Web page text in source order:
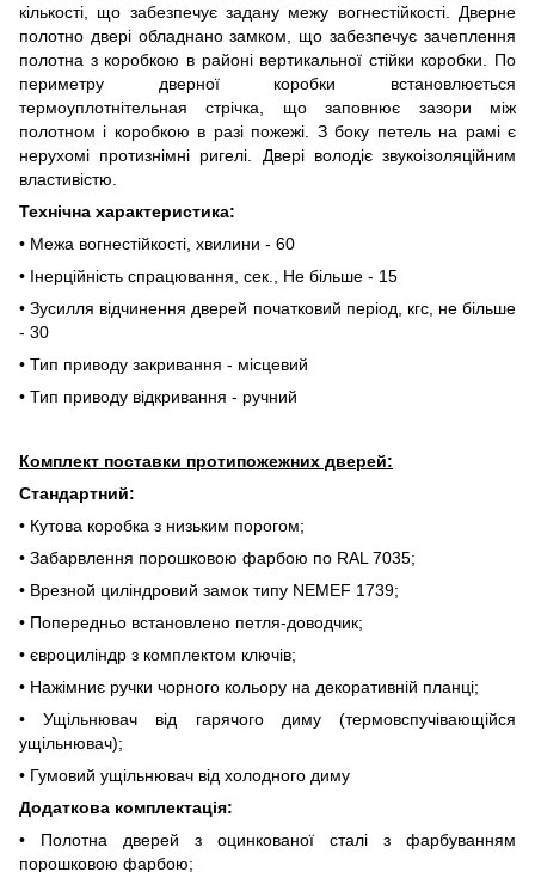
кількості, що забезпечує задану межу вогнестійкості. Дверне
полотно двері обладнано замком, що забезпечує зачеплення
полотна з коробкою в районі вертикальної стійки коробки. По
периметру дверної коробки встановлюється
термоуплотнітельная стрічка, що заповнює зазори між
полотном і коробкою в разі пожежі. З боку петель на рамі є
нерухомі протизнімні ригелі. Двері володіє звукоізоляційним
властивістю.
Технічна характеристика:
• Межа вогнестійкості, хвилини - 60
• Інерційність спрацювання, сек., Не більше - 15
• Зусилля відчинення дверей початковий період, кгс, не більше
- 30
• Тип приводу закривання - місцевий
• Тип приводу відкривання - ручний
Комплект поставки протипожежних дверей:
Стандартний:
• Кутова коробка з низьким порогом;
• Забарвлення порошковою фарбою по RAL 7035;
• Врезной циліндровий замок типу NEMEF 1739;
• Попередньо встановлено петля-доводчик;
• євроциліндр з комплектом ключів;
• Нажімниє ручки чорного кольору на декоративній планці;
• Ущільнювач від гарячого диму (термовспучівающійся
ущільнювач);
• Гумовий ущільнювач від холодного диму
Додаткова комплектація:
• Полотна дверей з оцинкованої сталі з фарбуванням
порошковою фарбою;